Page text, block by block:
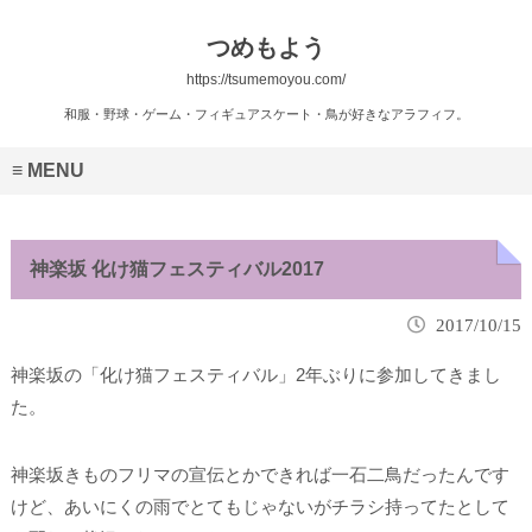
つめもよう
https://tsumemoyou.com/
和服・野球・ゲーム・フィギュアスケート・鳥が好きなアラフィフ。
MENU
神楽坂 化け猫フェスティバル2017
2017/10/15
神楽坂の「化け猫フェスティバル」2年ぶりに参加してきまし
た。
神楽坂きものフリマの宣伝とかできれば一石二鳥だったんです
けど、あいにくの雨でとてもじゃないがチラシ持ってたとして